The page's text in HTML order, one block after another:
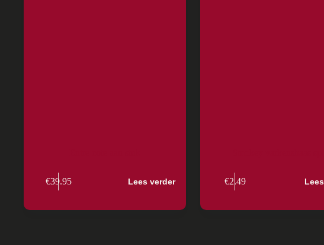
€39.95 Lees verder €2.49